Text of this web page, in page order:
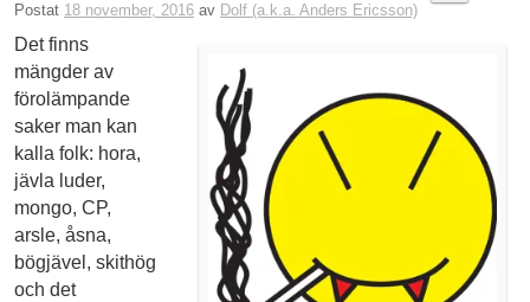
Postat 18 november, 2016 av Dolf (a.k.a. Anders Ericsson)
Det finns
mängder av
förolämpande
saker man kan
kalla folk: hora,
jävla luder,
mongo, CP,
arsle, åsna,
bögjävel, skithög
och det